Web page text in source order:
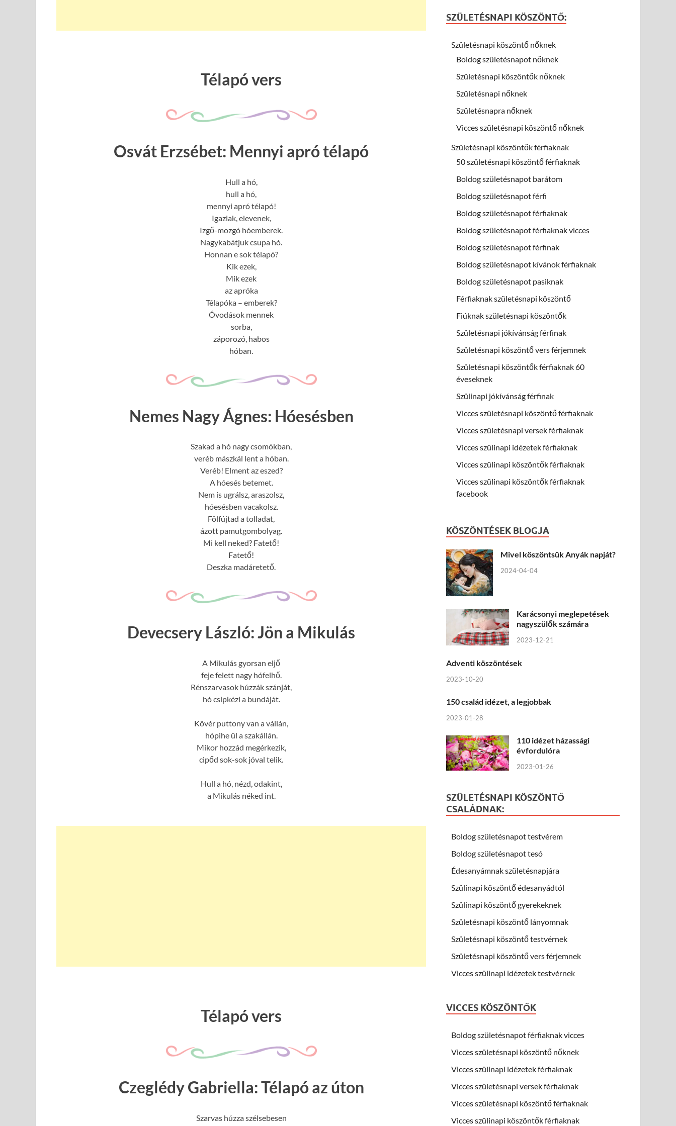
Télapó vers
Osvát Erzsébet: Mennyi apró télapó
Hull a hó,
hull a hó,
mennyi apró télapó!
Igaziak, elevenek,
Izgő-mozgó hóemberek.
Nagykabátjuk csupa hó.
Honnan e sok télapó?
Kik ezek,
Mik ezek
az apróka
Télapóka – emberek?
Óvodások mennek
sorba,
záporozó, habos
hóban.
Nemes Nagy Ágnes: Hóesésben
Szakad a hó nagy csomókban,
veréb mászkál lent a hóban.
Veréb! Elment az eszed?
A hóesés betemet.
Nem is ugrálsz, araszolsz,
hóesésben vacakolsz.
Fölfújtad a tolladat,
ázott pamutgombolyag.
Mi kell neked? Fatető!
Fatető!
Deszka madáretető.
Devecsery László: Jön a Mikulás
A Mikulás gyorsan eljő
feje felett nagy hófelhő.
Rénszarvasok húzzák szánját,
hó csipkézi a bundáját.
Kövér puttony van a vállán,
hópihe ül a szakállán.
Mikor hozzád megérkezik,
cipőd sok-sok jóval telik.
Hull a hó, nézd, odakint,
a Mikulás néked int.
Télapó vers
Czeglédy Gabriella: Télapó az úton
Szarvas húzza szélsebesen
SZÜLETÉSNAPI KÖSZÖNTŐ:
Születésnapi köszöntő nőknek
Boldog születésnapot nőknek
Születésnapi köszöntők nőknek
Születésnapi nőknek
Születésnapra nőknek
Vicces születésnapi köszöntő nőknek
Születésnapi köszöntők férfiaknak
50 születésnapi köszöntő férfiaknak
Boldog születésnapot barátom
Boldog születésnapot férfi
Boldog születésnapot férfiaknak
Boldog születésnapot férfiaknak vicces
Boldog születésnapot férfinak
Boldog születésnapot kívánok férfiaknak
Boldog születésnapot pasiknak
Férfiaknak születésnapi köszöntő
Fiúknak születésnapi köszöntők
Születésnapi jókívánság férfinak
Születésnapi köszöntő vers férjemnek
Születésnapi köszöntők férfiaknak 60
éveseknek
Szülinapi jókívánság férfinak
Vicces születésnapi köszöntő férfiaknak
Vicces születésnapi versek férfiaknak
Vicces szülinapi idézetek férfiaknak
Vicces szülinapi köszöntők férfiaknak
Vicces szülinapi köszöntők férfiaknak
facebook
KÖSZÖNTÉSEK BLOGJA
Mivel köszöntsük Anyák napját?
2024-04-04
Karácsonyi meglepetések
nagyszülők számára
2023-12-21
Adventi köszöntések
2023-10-20
150 család idézet, a legjobbak
2023-01-28
110 idézet házassági
évfordulóra
2023-01-26
SZÜLETÉSNAPI KÖSZÖNTŐ
CSALÁDNAK:
Boldog születésnapot testvérem
Boldog születésnapot tesó
Édesanyámnak születésnapjára
Szülinapi köszöntő édesanyádtól
Szülinapi köszöntő gyerekeknek
Születésnapi köszöntő lányomnak
Születésnapi köszöntő testvérnek
Születésnapi köszöntő vers férjemnek
Vicces szülinapi idézetek testvérnek
VICCES KÖSZÖNTŐK
Boldog születésnapot férfiaknak vicces
Vicces születésnapi köszöntő nőknek
Vicces szülinapi idézetek férfiaknak
Vicces születésnapi versek férfiaknak
Vicces születésnapi köszöntő férfiaknak
Vicces szülinapi köszöntők férfiaknak